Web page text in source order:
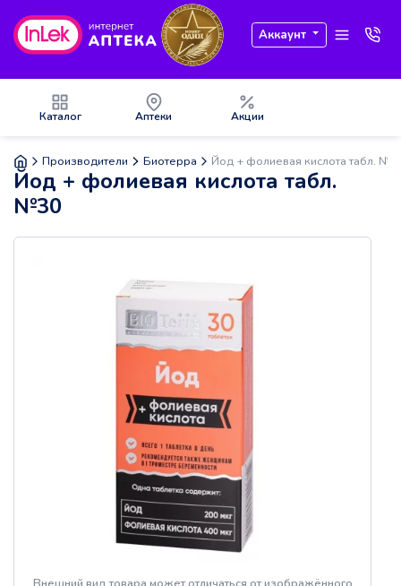
Аккаунт
Каталог Аптеки Акции
Производители Биотерра Йод + фолиевая кислота табл.
Йод + фолиевая кислота табл.
№30